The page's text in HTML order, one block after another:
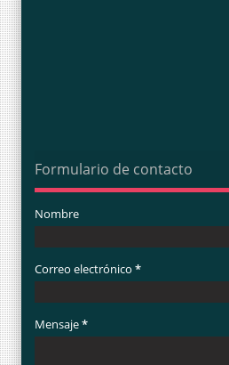
Formulario de contacto
Nombre
Correo electrónico *
Mensaje*